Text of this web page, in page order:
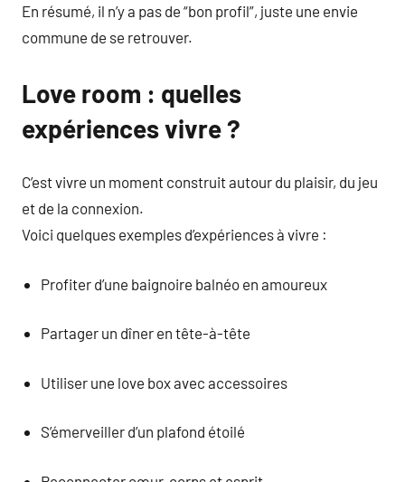
En résumé, il n’y a pas de “bon profil”, juste une envie
commune de se retrouver.
Love room : quelles
expériences vivre ?
C’est vivre un moment construit autour du plaisir, du jeu
et de la connexion.
Voici quelques exemples d’expériences à vivre :
Profiter d’une baignoire balnéo en amoureux
Partager un dîner en tête-à-tête
Utiliser une love box avec accessoires
S’émerveiller d’un plafond étoilé